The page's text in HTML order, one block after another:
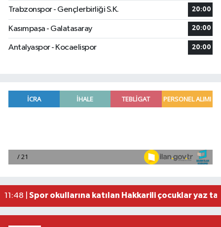
Trabzonspor - Gençlerbirliği S.K. 20:00
Kasımpaşa - Galatasaray 20:00
Antalyaspor - Kocaelispor 20:00
11:48 |
Bosna Hersek'in ilk cumhurbaşkanı merhum
11:48 | Spor okullarına katılan Hakkarili çocuklar yaz